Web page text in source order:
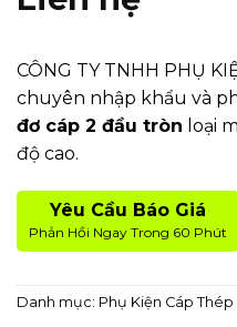
CÔNG TY TNHH PHỤ
chuyên nhập khẩu và
đơ cáp 2 đầu tròn loại
độ cao.
Yêu Cầu Báo Giá
Phản Hồi Ngay Trong 60 Phút
Danh mục: Phụ Kiện Cáp Thép